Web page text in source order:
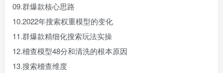
09.群爆款核心思路
10.2022年搜索权重模型的变化
11.群爆款精细化搜索玩法实操
12.稽查模型48分和清洗的根本原因
13.搜索稽查维度